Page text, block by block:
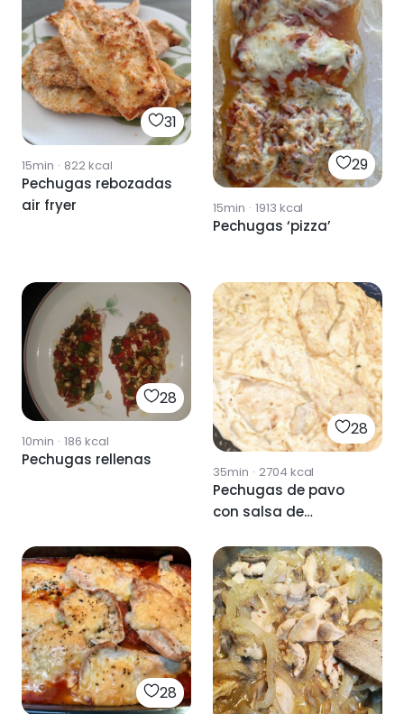
31
15min · 822kcal
Pechugas rebozadas
air fryer
29
15min · 1913 kcal
Pechugas ‘pizza’
28
10min · 186 kcal
Pechugas rellenas
28
35min · 2704 kcal
Pechugas de pavo
con salsa de
28